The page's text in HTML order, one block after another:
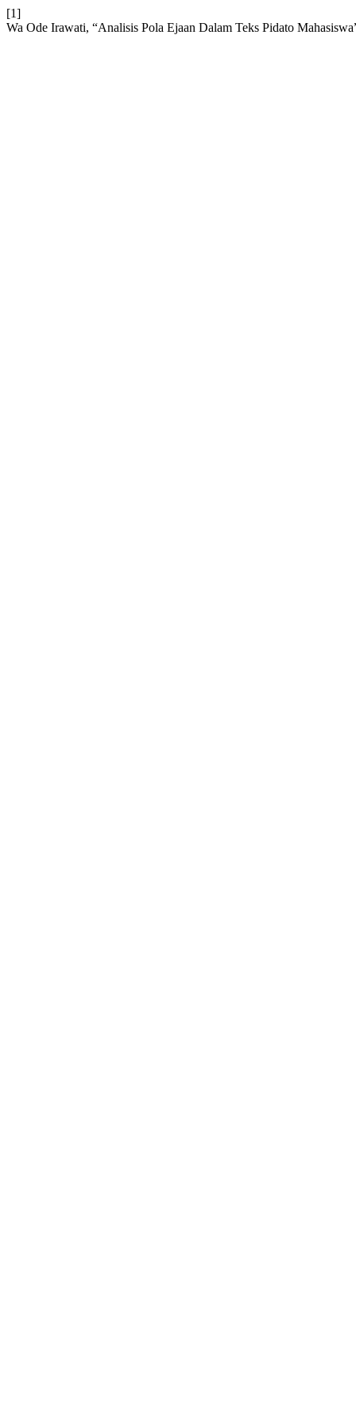
[1]
Wa Ode Irawati, “Analisis Pola Ejaan Dalam Teks Pidato